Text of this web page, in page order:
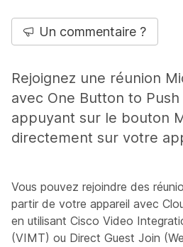
Un commentaire ?
Rejoignez une réunion
avec One Button to Push
appuyant sur le bouton
directement sur votre
Vous pouvez rejoindre des
partir de votre appareil avec
en utilisant Cisco Video
(VIMT) ou Direct Guest Join